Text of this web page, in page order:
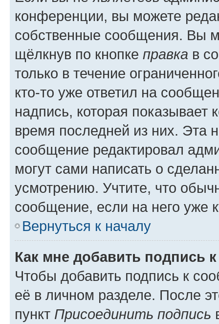
конференции, вы можете
собственные сообщения. Вы
щёлкнув по кнопке правка в
только в течение
кто-то уже ответил на
надпись, которая показывает
время последней из них. Эта
сообщение редактировал
могут сами написать о
усмотрению. Учтите, что
сообщение, если на него уже
Вернуться к началу
Как мне добавить подпись
Чтобы добавить подпись к
её в личном разделе. После
пункт Присоединить подпись